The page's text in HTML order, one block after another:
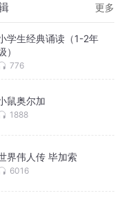
更多
学生经典诵读（1-2年
）
776
鼠奥尔加
1888
界伟人传 毕加索
6016